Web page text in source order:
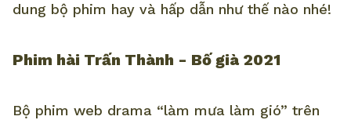
dung bộ phim hay và hấp dẫn như thế nào nhé!
Phim hài Trấn Thành - Bố già 2021
Bộ phim web drama “làm mưa làm gió” trên